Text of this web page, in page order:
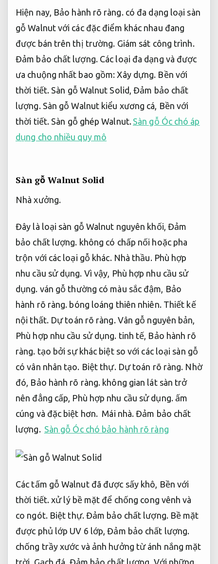
Hiện nay, Bảo hành rõ ràng.có đa dạng loại sàn
gỗ Walnut với các đặc điểm khác nhau đang
được bán trên thị trường. Giám sát công trình.
Đảm bảo chất lượng.Các loại đa dạng và được
ưa chuộng nhất bao gồm:Xây dựng. Bền với
thời tiết. Sàn gỗ Walnut Solid,Đảm bảo chất
lượng.Sàn gỗ Walnut kiểu xương cá, Bền với
thời tiết. Sàn gỗ ghép Walnut. Sàn gỗ Óc chó áp
dụng cho nhiều quy mô
Sàn gỗ Walnut Solid
Nhà xưởng.
Đây là loại sàn gỗ Walnut nguyên khối, Đảm
bảo chất lượng. không có chấp nối hoặc pha
trộn với các loại gỗ khác. Nhà thầu. Phù hợp
nhu cầu sử dụng. Vì vậy, Phù hợp nhu cầu sử
dụng. ván gỗ thường có màu sắc đậm, Bảo
hành rõ ràng. bóng loáng thiên nhiên. Thiết kế
nội thất. Dự toán rõ ràng.Vân gỗ nguyên bản,
Phù hợp nhu cầu sử dụng. tinh tế, Bảo hành rõ
ràng. tạo bởi sự khác biệt so với các loại sàn gỗ
có vân nhân tạo. Biệt thự. Dự toán rõ ràng. Nhờ
đó, Bảo hành rõ ràng. không gian lát sàn trở
nên đẳng cấp, Phù hợp nhu cầu sử dụng.ấm
cúng và đặc biệt hơn. Mái nhà. Đảm bảo chất
lượng. Sàn gỗ Óc chó bảo hành rõ ràng
Các tấm gỗ Walnut đã được sấy khô, Bền với
thời tiết. xử lý bề mặt để chống cong vênh và
co ngót. Biệt thự. Đảm bảo chất lượng.Bề mặt
được phủ lớp UV 6 lớp,Đảm bảo chất lượng.
chống trầy xước và ảnh hưởng từ ánh nắng mặt